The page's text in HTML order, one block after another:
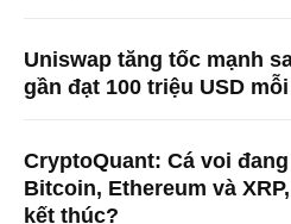
Uniswap tăng tốc mạnh
gần đạt 100 triệu USD
CryptoQuant: Cá voi
Bitcoin, Ethereum và
kết thúc?